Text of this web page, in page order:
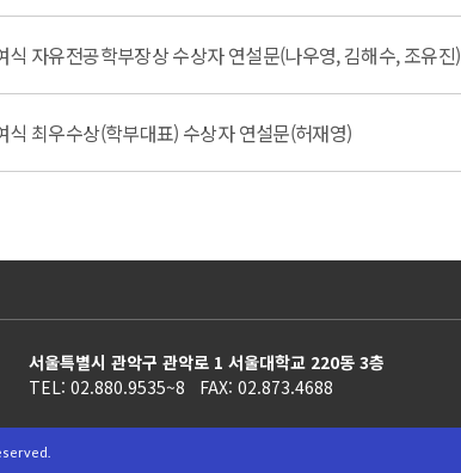
자유전공학부장상 수상자 연설문(나우영, 김해수, 조유진)
최우수상(학부대표) 수상자 연설문(허재영)
서울특별시 관악구 관악로 1 서울대학교 220동 3층
TEL: 02.880.9535~8 FAX: 02.873.4688